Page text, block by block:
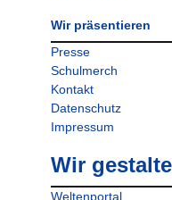
Wir präsentieren
Presse
Schulmerch
Kontakt
Datenschutz
Impressum
Wir
Weltenportal